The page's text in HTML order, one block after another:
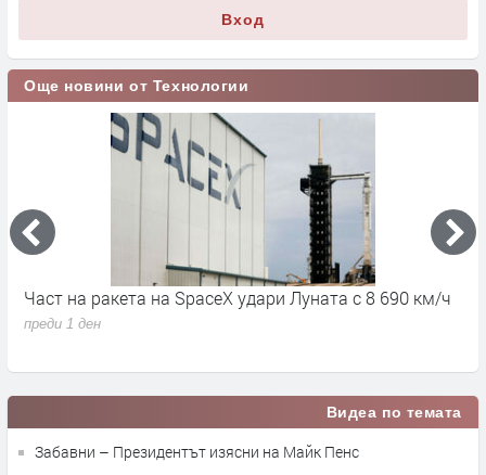
Вход
Още новини от Технологии
Част на ракета на SpaceX удари Луната с 8 690 км/ч
преди 1 ден
Видеа по темата
Забавни – Президентът изясни на Майк Пенс